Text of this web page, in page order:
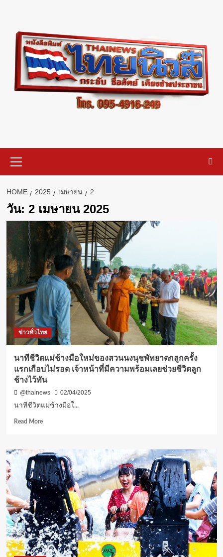
content
Menu
HOME 2025 เมษายน 2
วัน: 2 เมษายน 2025
ข่าวทั่วไทย
นาทีชีวิตแม่ช้างมือใหม่ของสวนนงนุชพัทยาตกลูกครั้ง
แรกเกือบไม่รอด เจ้าหน้าที่มีความพร้อมเลยช่วยชีวิตลูก
ช้างไว้ทัน
@thainews
02/04/2025
นาทีชีวิตแม่ช้างมือใ...
Read MoreRead
นาที
ชีวิต
แม่
ช้าง
มือ
ของ
สวน
นงนุช
พัทยา
ตกลูก
ครั้ง